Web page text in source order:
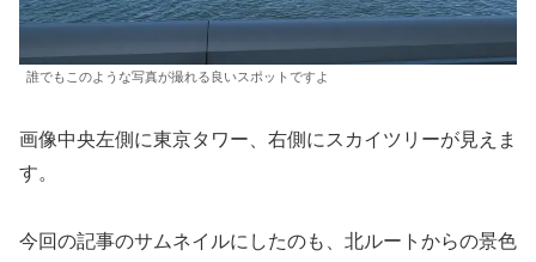
誰でもこのような写真が撮れる良いスポットですよ
画像中央左側に東京タワー、右側にスカイツリーが見えま
す。
今回の記事のサムネイルにしたのも、北ルートからの景色